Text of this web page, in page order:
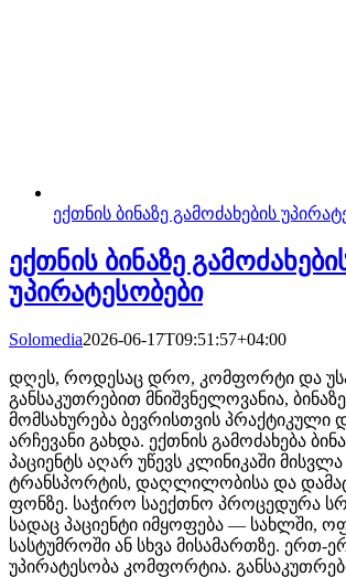
ექთნის ბინაზე გამოძახების
ექთნის ბინაზე
უპირატესობები
Solomedia2026-06-17T09:51:57+04:00
დღეს, როდესაც დრო, კომფორტი და
განსაკუთრებით მნიშვნელოვანია,
მომსახურება ბევრისთვის პრაქტიკული
არჩევანი გახდა. ექთნის გამოძახება
პაციენტს აღარ უწევს კლინიკაში
ტრანსპორტის, დაღლილობისა და
ფონზე. საჭირო საექთნო პროცედურა
სადაც პაციენტი იმყოფება — სახლში,
სასტუმროში ან სხვა მისამართზე. ერთ-
უპირატესობა კომფორტია.